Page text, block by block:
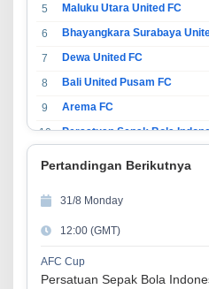
5
Maluku Utara United FC
6
Bhayangkara Surabaya
7
Dewa United FC
8
Bali United Pusam FC
9
Arema FC
10
13
14
Madura United FC
15
Persatuan Sepakbola
16
Persis Solo
Pertandingan Berikutnya
31/8 Monday
12:00 (GMT)
AFC Cup